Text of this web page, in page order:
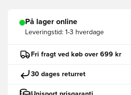
På lager online
Leveringstid: 1-3 hverdage
Fri fragt ved køb over 699 kr
30 dages returret